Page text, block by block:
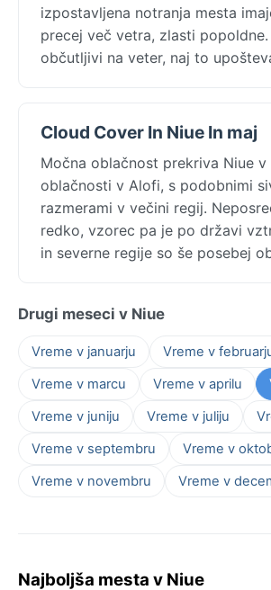
izpostavljena notranja mesta
precej več vetra, zlasti
občutljivi na veter, naj to
Cloud Cover In Niue In maj
Močna oblačnost prekriva Niue v
oblačnosti v Alofi, s podobnimi
razmerami v večini regij.
redko, vzorec pa je po državi
in severne regije so še posebej
Drugi meseci v Niue
Vreme v januarju
Vreme v
Vreme v marcu
Vreme v aprilu
Vreme v juniju
Vreme v juliju
Vreme v septembru
Vreme v
Vreme v novembru
Vreme v
Najboljša mesta v Niue